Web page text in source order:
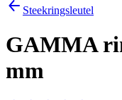
Steekringsleutel
GAMMA
mm